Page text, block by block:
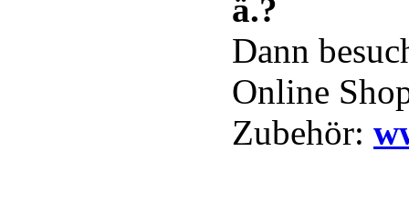
ä.?
Dann
Online
Zubehör: